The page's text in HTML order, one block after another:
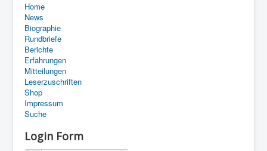
Suche
Home
News
Biographie
Rundbriefe
Berichte
Erfahrungen
Mitteilungen
Leserzuschriften
Shop
Impressum
Suche
Login Form